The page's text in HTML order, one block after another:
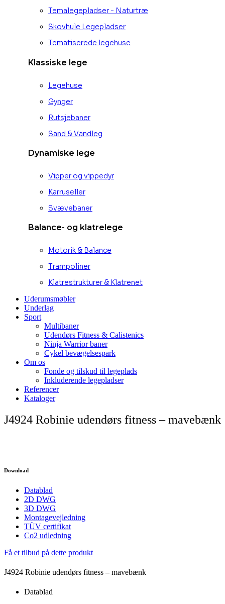
Temalegepladser - Naturtræ
Skovhule Legepladser
Tematiserede legehuse
Klassiske lege
Legehuse
Gynger
Rutsjebaner
Sand & Vandleg
Dynamiske lege
Vipper og vippedyr
Karruseller
Svævebaner
Balance- og klatrelege
Motorik & Balance
Trampoliner
Klatrestrukturer & Klatrenet
Uderumsmøbler
Underlag
Sport
Multibaner
Udendørs Fitness & Calistenics
Ninja Warrior baner
Cykel bevægelsespark
Om os
Fonde og tilskud til legeplads
Inkluderende legepladser
Referencer
Kataloger
J4924 Robinie udendørs fitness – mavebænk
Download
Datablad
2D DWG
3D DWG
Montagevejledning
TÜV certifikat
Co2 udledning
Få et tilbud på dette produkt
J4924 Robinie udendørs fitness – mavebænk
Datablad